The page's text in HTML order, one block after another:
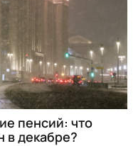
пенсий: что
в декабре?